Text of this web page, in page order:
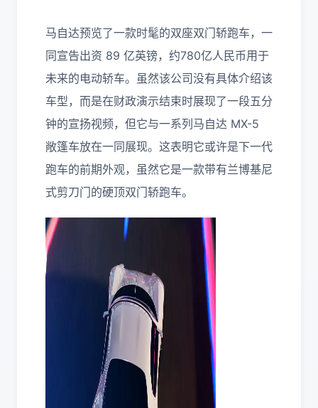
马自达预览了一款时髦的双座双门轿跑车，一
同宣告出资 89 亿英镑，约780亿人民币用于
未来的电动轿车。虽然该公司没有具体介绍该
车型，而是在财政演示结束时展现了一段五分
钟的宣扬视频，但它与一系列马自达 MX-5
敞篷车放在一同展现。这表明它或许是下一代
跑车的前期外观，虽然它是一款带有兰博基尼
式剪刀门的硬顶双门轿跑车。